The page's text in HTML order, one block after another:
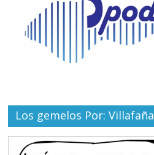
Los gemelos Por: Villafaña